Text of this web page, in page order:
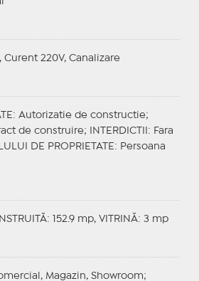
Curent 220V, Canalizare
: Autorizatie de constructie;
de construire; INTERDICTII : Fara
DE PROPRIETATE : Persoana
152.9 mp, VITRINĂ: 3 mp
Magazin, Showroom;